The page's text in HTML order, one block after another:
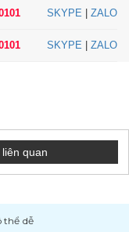
SKYPE ZALO
SKYPE ZALO
quan
thể dễ